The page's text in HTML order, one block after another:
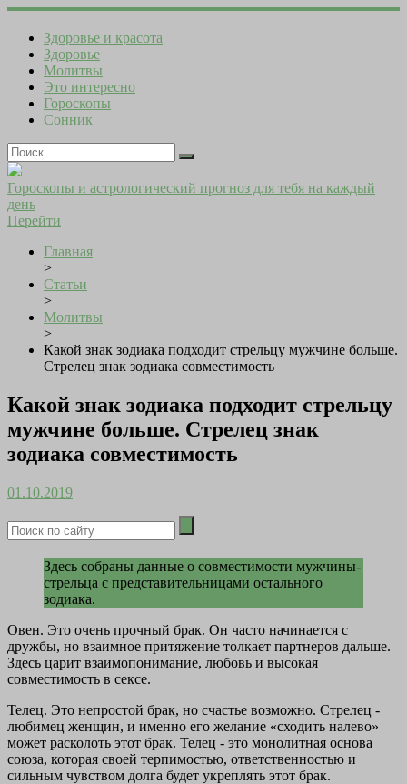
Здоровье и красота
Здоровье
Молитвы
Это интересно
Гороскопы
Сонник
Гороскопы и астрологический прогноз для тебя на каждый
день
Перейти
Главная
>
Статьи
>
Молитвы
>
Какой знак зодиака подходит стрельцу мужчине больше.
Стрелец знак зодиака совместимость
Какой знак зодиака подходит стрельцу
мужчине больше. Стрелец знак
зодиака совместимость
01.10.2019
Здесь собраны данные о совместимости мужчины-
стрельца с представительницами остального
зодиака.
Овен. Это очень прочный брак. Он часто начинается с
дружбы, но взаимное притяжение толкает партнеров дальше.
Здесь царит взаимопонимание, любовь и высокая
совместимость в сексе.
Телец. Это непростой брак, но счастье возможно. Стрелец -
любимец женщин, и именно его желание «сходить налево»
может расколоть этот брак. Телец - это монолитная основа
союза, которая своей терпимостью, ответственностью и
сильным чувством долга будет укреплять этот брак.